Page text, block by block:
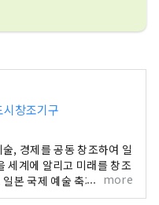
창조기구
, 경제를 공동 창조하여 일
세계에 알리고 미래를 창조
본 국제 예술 축제가 오사
한 6개월 기간에 개최됩니
more